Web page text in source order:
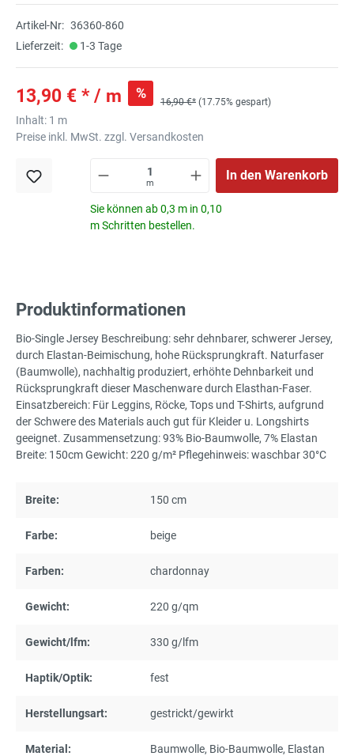
Artikel-Nr: 36360-860
Lieferzeit:
1-3 Tage
13,90 € * / m %
16,90 €* (17.75% gespart)
Inhalt: 1 m
Preise inkl. MwSt. zzgl. Versandkosten
m
In den Warenkorb
Sie können ab 0,3 m in 0,10
m Schritten bestellen.
Produktinformationen
Bio-Single Jersey Beschreibung: sehr dehnbarer, schwerer Jersey,
durch Elastan-Beimischung, hohe Rücksprungkraft. Naturfaser
(Baumwolle), nachhaltig produziert, erhöhte Dehnbarkeit und
Rücksprungkraft dieser Maschenware durch Elasthan-Faser.
Einsatzbereich: Für Leggins, Röcke, Tops und T-Shirts, aufgrund
der Schwere des Materials auch gut für Kleider u. Longshirts
geeignet. Zusammensetzung: 93% Bio-Baumwolle, 7% Elastan
Breite: 150cm Gewicht: 220 g/m² Pflegehinweis: waschbar 30°C
Breite: 150 cm
Farbe: beige
Farben: chardonnay
Gewicht: 220 g/qm
Gewicht/lfm: 330 g/lfm
Haptik/Optik: fest
Herstellungsart: gestrickt/gewirkt
Material: Baumwolle, Bio-Baumwolle, Elastan